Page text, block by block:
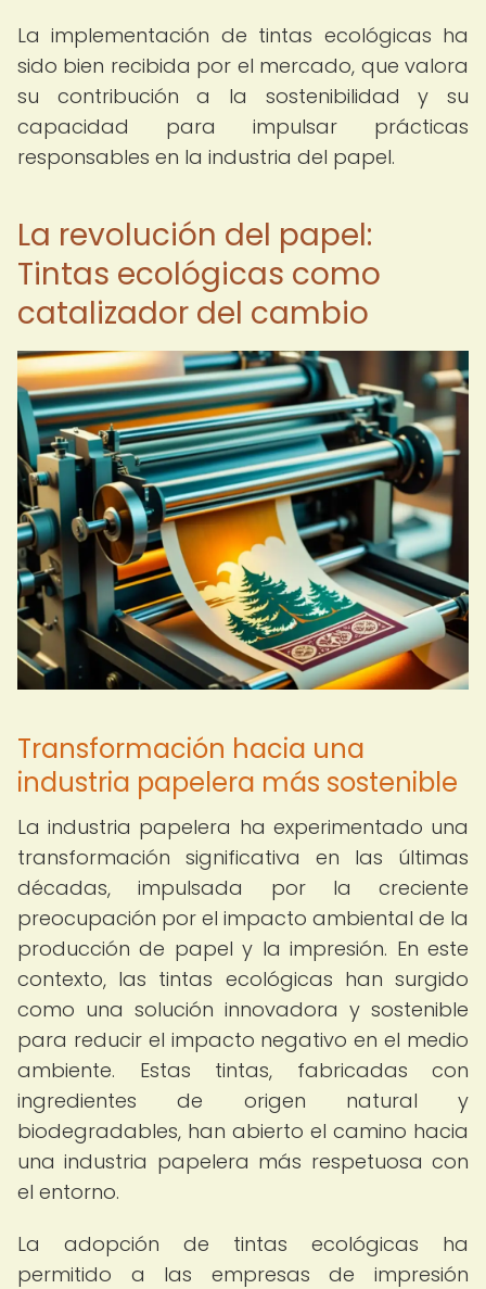
La implementación de tintas ecológicas ha
sido bien recibida por el mercado, que valora
su contribución a la sostenibilidad y su
capacidad para impulsar prácticas
responsables en la industria del papel.
La revolución del papel:
Tintas ecológicas como
catalizador del cambio
Transformación hacia una
industria papelera más sostenible
La industria papelera ha experimentado una
transformación significativa en las últimas
décadas, impulsada por la creciente
preocupación por el impacto ambiental de la
producción de papel y la impresión. En este
contexto, las tintas ecológicas han surgido
como una solución innovadora y sostenible
para reducir el impacto negativo en el medio
ambiente. Estas tintas, fabricadas con
ingredientes de origen natural y
biodegradables, han abierto el camino hacia
una industria papelera más respetuosa con
el entorno.
La adopción de tintas ecológicas ha
permitido a las empresas de impresión